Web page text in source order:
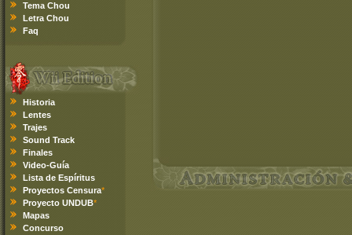
Tema Chou
Letra Chou
Faq
Historia
Lentes
Trajes
Sound Track
Finales
Video-Guía
Lista de Espíritus
Proyectos Censura*
Proyecto UNDUB*
Mapas
Concurso